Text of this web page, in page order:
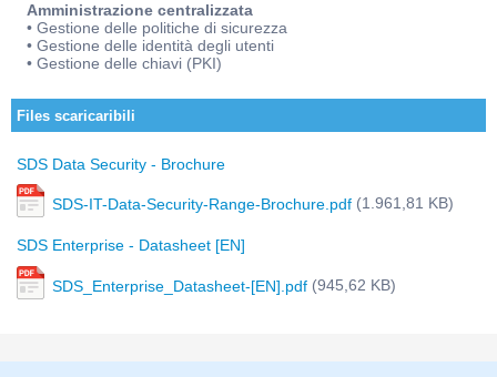
Amministrazione centralizzata
• Gestione delle politiche di sicurezza
• Gestione delle identità degli utenti
• Gestione delle chiavi (PKI)
Files scaricaribili
SDS Data Security - Brochure
SDS-IT-Data-Security-Range-Brochure.pdf (1.961,81 KB)
SDS Enterprise - Datasheet [EN]
SDS_Enterprise_Datasheet-[EN].pdf (945,62 KB)